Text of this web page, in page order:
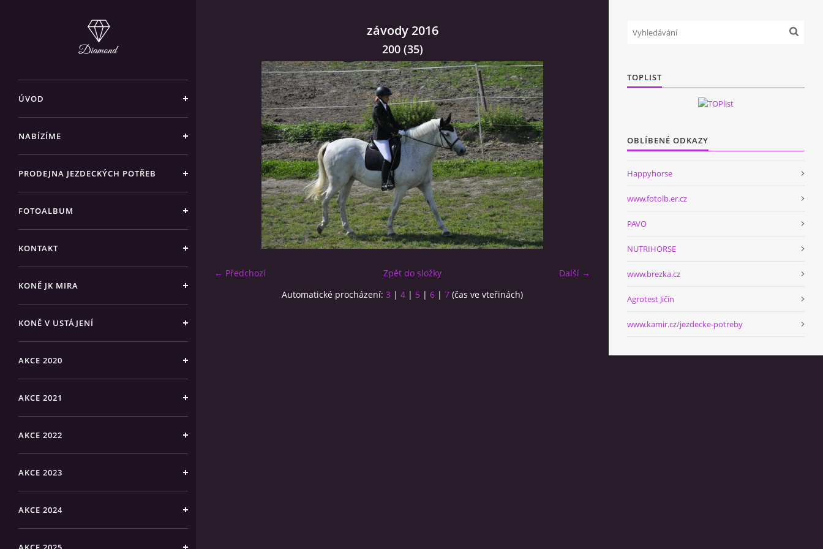
ÚVOD
NABÍZÍME
PRODEJNA JEZDECKÝCH POTŘEB
FOTOALBUM
KONTAKT
KONĚ JK MIRA
KONĚ V USTÁJENÍ
AKCE 2020
AKCE 2021
AKCE 2022
AKCE 2023
AKCE 2024
závody 2016
200 (35)
← Předchozí Další →
Zpět do složky
Automatické procházení: 3 | 4 | 5 | 6 | 7 (čas ve vteřinách)
TOPLIST
OBLÍBENÉ ODKAZY
Happyhorse
www.fotolb.er.cz
PAVO
NUTRIHORSE
www.brezka.cz
Agrotest Jičín
www.kamir.cz/jezdecke-potreby